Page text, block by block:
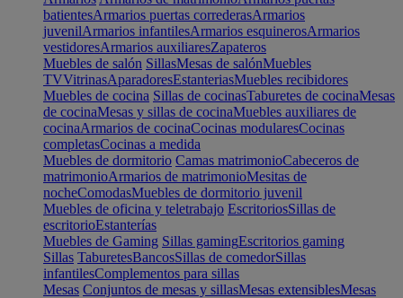
batientesArmarios puertas correderasArmarios
juvenilArmarios infantilesArmarios esquinerosArmarios
vestidoresArmarios auxiliaresZapateros
Muebles de salón SillasMesas de salónMuebles
TVVitrinasAparadoresEstanteriasMuebles recibidores
Muebles de cocina Sillas de cocinasTaburetes de cocinaMesas
de cocinaMesas y sillas de cocinaMuebles auxiliares de
cocinaArmarios de cocinaCocinas modularesCocinas
completasCocinas a medida
Muebles de dormitorio Camas matrimonioCabeceros de
matrimonioArmarios de matrimonioMesitas de
nocheComodasMuebles de dormitorio juvenil
Muebles de oficina y teletrabajo EscritoriosSillas de
escritorioEstanterías
Muebles de Gaming Sillas gamingEscritorios gaming
Sillas TaburetesBancosSillas de comedorSillas
infantilesComplementos para sillas
Mesas Conjuntos de mesas y sillasMesas extensiblesMesas